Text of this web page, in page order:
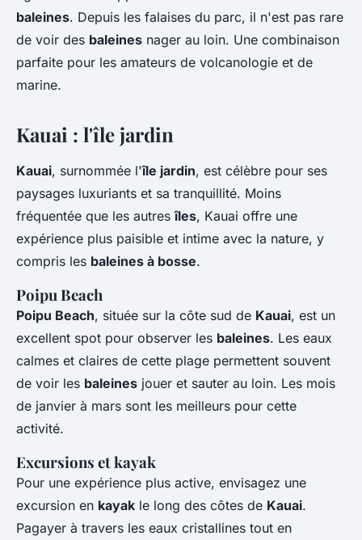
baleines. Depuis les falaises du parc, il n'est pas rare
de voir des baleines nager au loin. Une combinaison
parfaite pour les amateurs de volcanologie et de
marine.
Kauai : l'île jardin
Kauai, surnommée l'île jardin, est célèbre pour ses
paysages luxuriants et sa tranquillité. Moins
fréquentée que les autresîles, Kauai offre une
expérience plus paisible et intime avec la nature, y
compris les baleines à bosse.
Poipu Beach
Poipu Beach, située sur la côte sud de Kauai, est un
excellent spot pour observer les baleines. Les eaux
calmes et claires de cette plage permettent souvent
de voir les baleines jouer et sauter au loin. Les mois
de janvier à mars sont les meilleurs pour cette
activité.
Excursions et kayak
Pour une expérience plus active, envisagez une
excursion en kayak le long des côtes de Kauai.
Pagayer à travers les eaux cristallines tout en